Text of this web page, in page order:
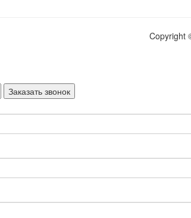
Copyright